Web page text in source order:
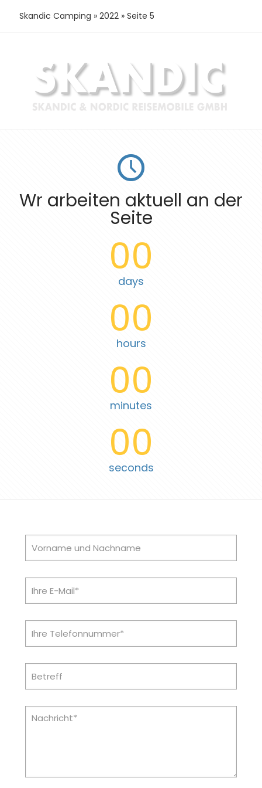
Skandic Camping » 2022 » Seite 5
Wr arbeiten aktuell an der
Seite
00
days
00
hours
00
minutes
00
seconds